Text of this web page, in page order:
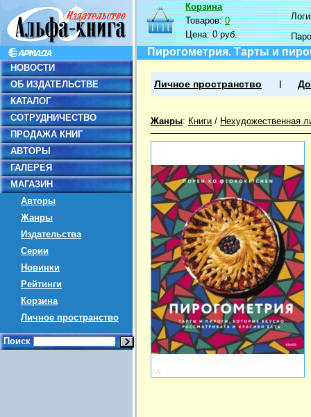
НОВОСТИ
ОБ ИЗДАТЕЛЬСТВЕ
КАТАЛОГ
СОТРУДНИЧЕСТВО
ПРОДАЖА КНИГ
АВТОРЫ
ГАЛЕРЕЯ
МАГАЗИН
Авторы
Жанры
Издательства
Серии
Новинки
Рейтинги
Корзина
Личное пространство
Поиск
Корзина
Товаров:0
Цена:0 руб.
Пирогометрия. Тарты и
Личное пространство
Жанры: Книги / Нехудожественная